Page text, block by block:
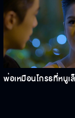
คว
เป็
พ่อเหมือนโกรธที่หนูเ